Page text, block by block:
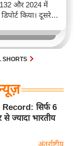
और 2024 में
किया। दूसरे
2026 की पहली
को वापस भेजा
SHORTS
सिर्फ 6
ज्यादा भारतीय
अंतर्राष्ट्रीय